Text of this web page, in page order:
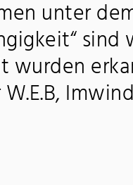
unter
wurden